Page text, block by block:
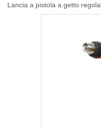
Lancia a pistola a getto